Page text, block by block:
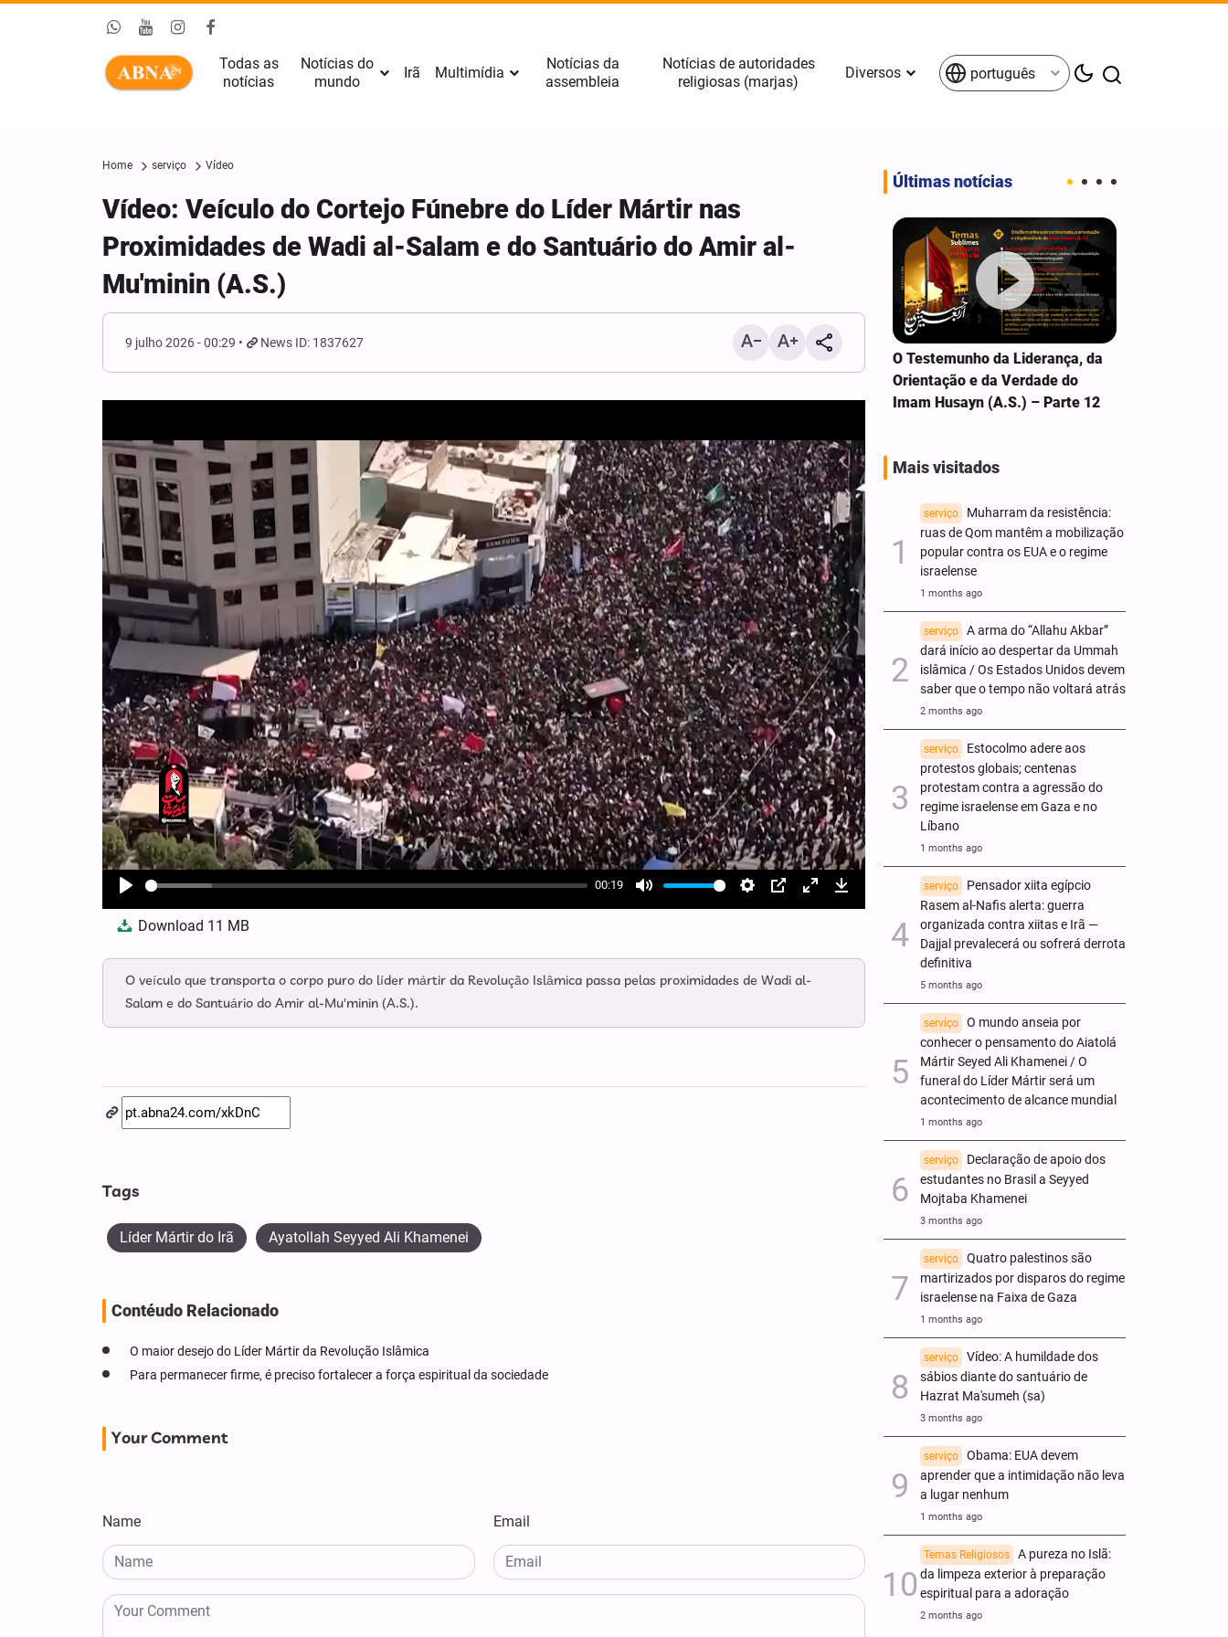
Todas as
notícias
Notícias do
mundo
Irã Multimídia
Notícias da
assembleia
Notícias de autoridades
religiosas (marjas)
Diversos português
Home serviço Vídeo
Vídeo: Veículo do Cortejo Fúnebre do Líder Mártir nas
Proximidades de Wadi al-Salam e do Santuário do Amir al-
Mu'minin (A.S.)
9 julho 2026 - 00:29 News ID: 1837627
Play
00:19
Mute Settings
PIP EnterDownload
Download 11 MB
O veículo que transporta o corpo puro do líder mártir da Revolução Islâmica passa pelas proximidades de Wadi al-
Salam e do Santuário do Amir al-Mu'minin (A.S.).
Tags
Líder Mártir do Irã Ayatollah Seyyed Ali Khamenei
Contéudo Relacionado
O maior desejo do Líder Mártir da Revolução Islâmica
Para permanecer firme, é preciso fortalecer a força espiritual da sociedade
Your Comment
Name Email
Últimas notícias
Amil, no sul do Líbano
O Testemunho da Liderança, da
Orientação e da Verdade do
Imam Husayn (A.S.) – Parte 12
Mais visitados
serviço
Muharram da resistência:
ruas de Qom mantêm a mobilização
popular contra os EUA e o regime
israelense
1 months ago
serviço
A arma do “Allahu Akbar”
dará início ao despertar da Ummah
islâmica / Os Estados Unidos devem
saber que o tempo não voltará atrás
2 months ago
serviço
Estocolmo adere aos
protestos globais; centenas
protestam contra a agressão do
regime israelense em Gaza e no
Líbano
1 months ago
serviço
Pensador xiita egípcio
Rasem al-Nafis alerta: guerra
organizada contra xiitas e Irã —
Dajjal prevalecerá ou sofrerá derrota
definitiva
5 months ago
serviço
O mundo anseia por
conhecer o pensamento do Aiatolá
Mártir Seyed Ali Khamenei / O
funeral do Líder Mártir será um
acontecimento de alcance mundial
1 months ago
serviço
Declaração de apoio dos
estudantes no Brasil a Seyyed
Mojtaba Khamenei
3 months ago
serviço
Quatro palestinos são
martirizados por disparos do regime
israelense na Faixa de Gaza
1 months ago
serviço
Vídeo: A humildade dos
sábios diante do santuário de
Hazrat Ma'sumeh (sa)
3 months ago
serviço
Obama: EUA devem
aprender que a intimidação não leva
a lugar nenhum
1 months ago
Temas Religiosos
A pureza no Islã:
da limpeza exterior à preparação
espiritual para a adoração
2 months ago